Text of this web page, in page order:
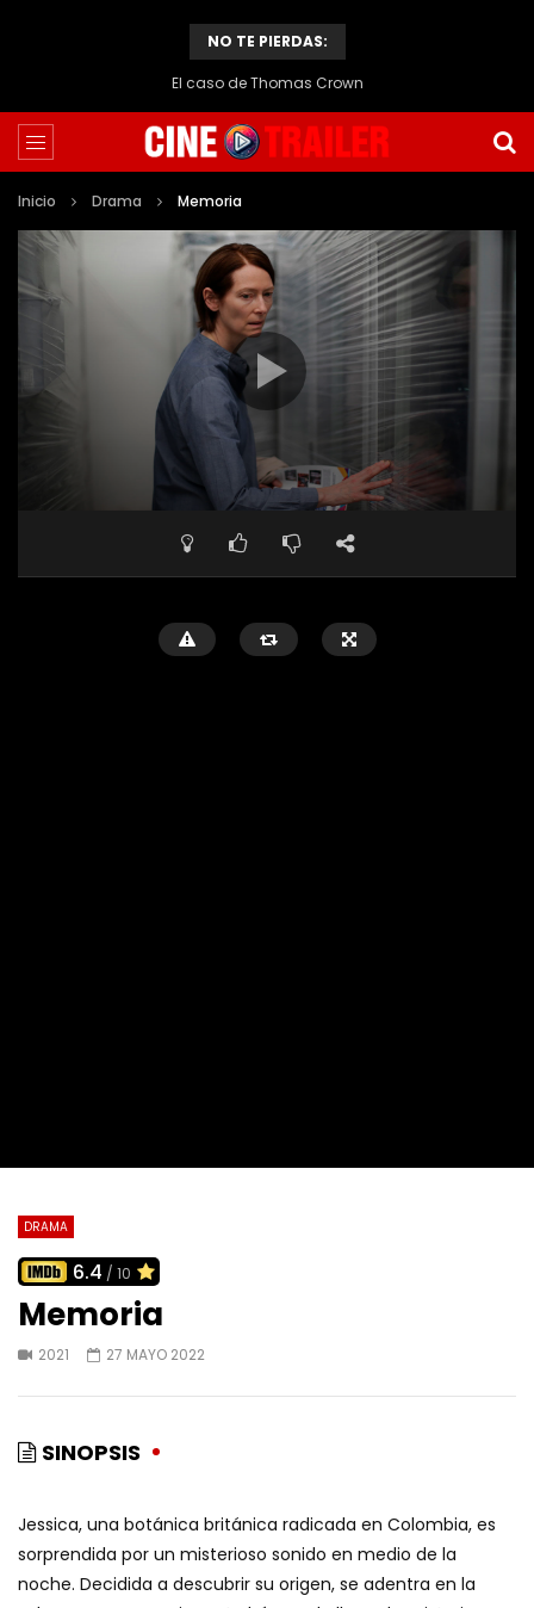
NO TE PIERDAS:
El caso de Thomas Crown
Inicio Drama Memoria
DRAMA
6.4 / 10
Memoria
2021 27 MAYO 2022
SINOPSIS
Jessica, una botánica británica radicada en Colombia, es
sorprendida por un misterioso sonido en medio de la
noche. Decidida a descubrir su origen, se adentra en la